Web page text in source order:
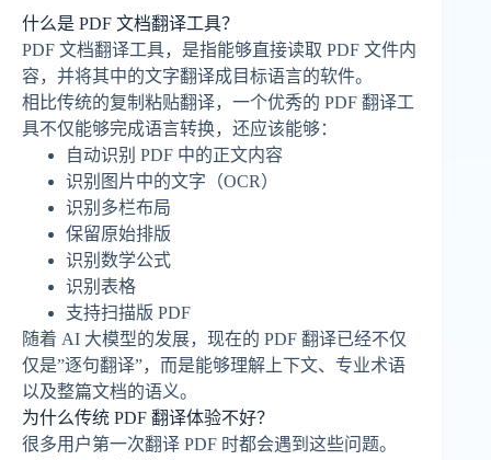
什么是 PDF 文档翻译工具？
PDF 文档翻译工具，是指能够直接读取 PDF 文件内
容，并将其中的文字翻译成目标语言的软件。
相比传统的复制粘贴翻译，一个优秀的 PDF 翻译工
具不仅能够完成语言转换，还应该能够：
自动识别 PDF 中的正文内容
识别图片中的文字（OCR）
识别多栏布局
保留原始排版
识别数学公式
识别表格
支持扫描版 PDF
随着 AI 大模型的发展，现在的 PDF 翻译已经不仅
仅是”逐句翻译”，而是能够理解上下文、专业术语
以及整篇文档的语义。
为什么传统 PDF 翻译体验不好？
很多用户第一次翻译 PDF 时都会遇到这些问题。